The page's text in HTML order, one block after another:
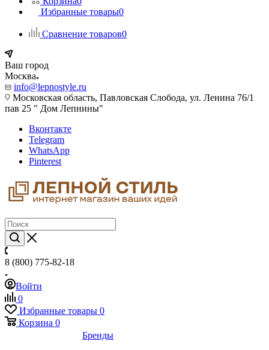
Избранные товары0
Сравнение товаров0
Ваш город
Москва
info@lepnostyle.ru
Московская область, Павловская Слобода, ул. Ленина 76/1
пав 25 " Дом Лепнины"
Вконтакте
Telegram
WhatsApp
Pinterest
8 (800) 775-82-18
Войти
0
Избранные товары 0
Корзина 0
Бренды